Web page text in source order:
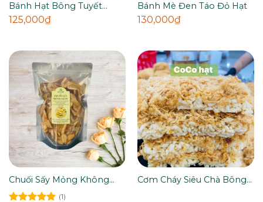
Bánh Hạt Bông Tuyết
300g
125,000₫
Bánh Mè Đen Táo Đỏ Hạt
130,000₫
Chuối Sấy Mỏng Không
Đường 300g
(1)
Cơm Cháy Siêu Chà Bông